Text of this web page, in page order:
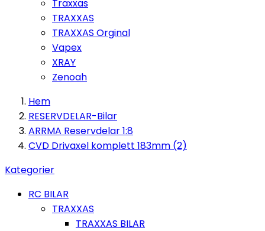
Traxxas
TRAXXAS
TRAXXAS Orginal
Vapex
XRAY
Zenoah
Hem
RESERVDELAR-Bilar
ARRMA Reservdelar 1:8
CVD Drivaxel komplett 183mm (2)
Kategorier
RC BILAR
TRAXXAS
TRAXXAS BILAR